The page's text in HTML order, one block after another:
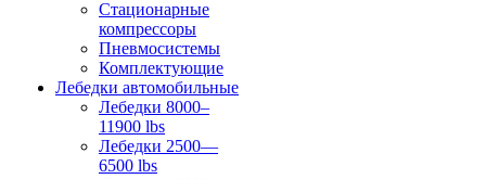
Стационарные
компрессоры
Пневмосистемы
Комплектующие
Лебедки автомобильные
Лебедки 8000–
11900 lbs
Лебедки 2500—
6500 lbs